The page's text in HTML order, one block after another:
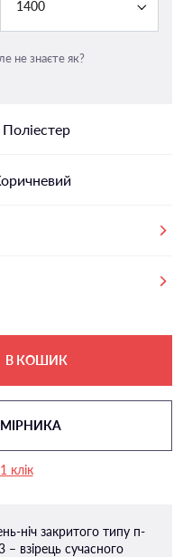
1400
не знаєте як?
В КОШИК
клік
ніч закритого типу п-
взірець сучасного